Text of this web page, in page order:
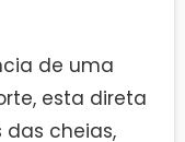
de uma
esta direta
das cheias,